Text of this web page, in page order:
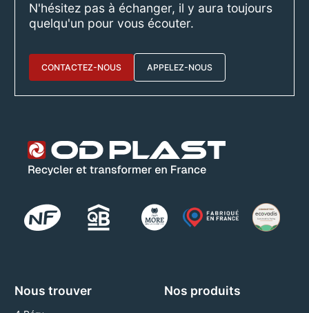
N'hésitez pas à échanger, il y aura toujours
quelqu'un pour vous écouter.
CONTACTEZ-NOUS APPELEZ-NOUS
Nous trouver Nos produits